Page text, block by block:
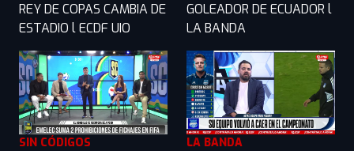
REY DE COPAS CAMBIA DE
ESTADIO l ECDF UIO
GOLEADOR DE ECUADOR l
LA BANDA
SIN CÓDIGOS LA BANDA